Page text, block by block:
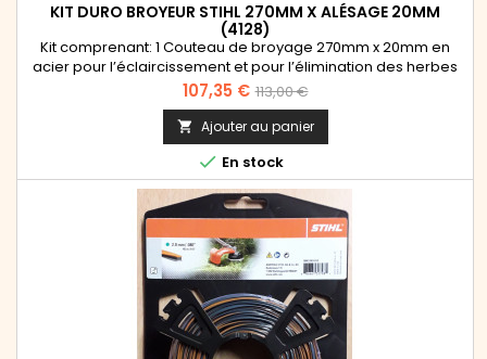
KIT DURO BROYEUR STIHL 270MM X ALÉSAGE 20MM
(4128)
Kit comprenant: 1 Couteau de broyage 270mm x 20mm en
acier pour l’éclaircissement et pour l’élimination des herbes
et broussailles tenaces et touffues + 1 protecteur à fixation 4
vis + 1 protection d'écrou. Se monte sur les débroussailleuses
Stihl FS 160, FS 180, FS 220, FS 280, FS300, FS 310, FS 350, FS 400,
FS 450
Prix
107,35 € Prix
de
base
113,00 €
 Ajouter au panier
 En stock